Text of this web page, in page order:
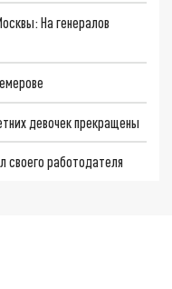
На генералов
девочек прекращены
своего работодателя